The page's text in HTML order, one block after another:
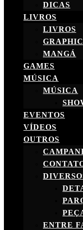
DICAS
LIVROS
LIVROS
MANGÁ
GAMES
MÚSICA
MÚSICA
EVENTOS
VÍDEOS
OUTROS
ENTRE